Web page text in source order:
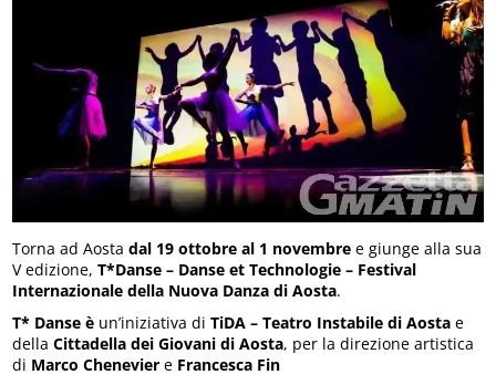
Torna ad Aostadal 19 ottobre al 1 novembree giunge alla sua
V edizione,T*Danse – Danse et Technologie – Festival
Internazionale della Nuova Danza di Aosta.
T* Danse è un’iniziativa di TiDA – Teatro Instabile di Aostae
della Cittadella dei Giovani di Aosta, per la direzione artistica
di Marco Cheneviere Francesca Fin